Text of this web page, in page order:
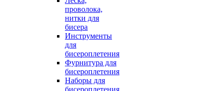
проволока,
нитки для
бисера
Инструменты
для
бисероплетения
Фурнитура для
бисероплетения
Наборы для
бисероплетения